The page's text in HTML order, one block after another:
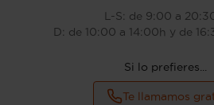
L-S: de 9:00 a
D: de 10:00 a 14:00h y de
Si lo prefieres...
Te llamamos